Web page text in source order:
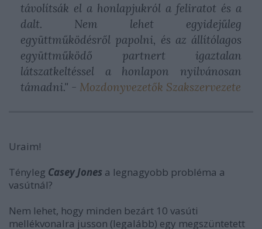
távolítsák el a honlapjukról a feliratot és a
dalt. Nem lehet egyidejűleg
együttműködésről papolni, és az állítólagos
együttműködő partnert igaztalan
látszatkeltéssel a honlapon nyilvánosan
támadni." - Mozdonyvezetők Szakszervezete
Uraim!
Tényleg Casey Jones a legnagyobb probléma a
vasútnál?
Nem lehet, hogy minden bezárt 10 vasúti
mellékvonalra jusson (legalább) egy megszüntetett